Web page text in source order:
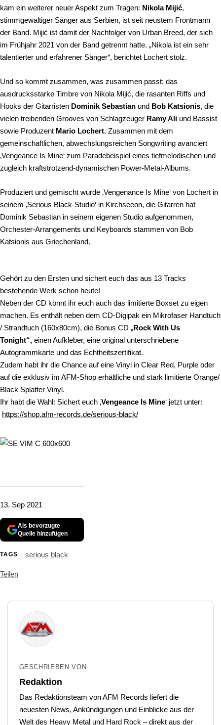
13. Sep 2021
Als bevorzugte
Quelle hinzufügen
TAGS serious black
Teilen
kam ein weiterer neuer Aspekt zum Tragen: Nikola Mijić,
stimmgewaltiger Sänger aus Serbien, ist seit neustem Frontmann
der Band. Mijić ist damit der Nachfolger von Urban Breed, der sich
im Frühjahr 2021 von der Band getrennt hatte. „Nikola ist ein sehr
talentierter und erfahrener Sänger“, berichtet Lochert stolz.
Und so kommt zusammen, was zusammen passt: das
ausdrucksstarke Timbre von Nikola Mijić, die rasanten Riffs und
Hooks der Gitarristen Dominik Sebastian und Bob Katsionis, die
vielen treibenden Grooves von Schlagzeuger Ramy Ali und Bassist
sowie Produzent Mario Lochert. Zusammen mit dem
gemeinschaftlichen, abwechslungsreichen Songwriting avanciert
‚Vengeance Is Mine‘ zum Paradebeispiel eines tiefmelodischen und
zugleich kraftstrotzend-dynamischen Power-Metal-Albums.
Produziert und gemischt wurde ‚Vengenance Is Mine‘ von Lochert in
seinem ‚Serious Black-Studio‘ in Kirchseeon, die Gitarren hat
Dominik Sebastian in seinem eigenen Studio aufgenommen,
Orchester-Arrangements und Keyboards stammen von Bob
Katsionis aus Griechenland.
Gehört zu den Ersten und sichert euch das aus 13 Tracks
bestehende Werk schon heute!
Neben der CD könnt ihr euch auch das limitierte Boxset zu eigen
machen. Es enthält neben dem CD-Digipak ein Mikrofaser Handtuch
/ Strandtuch (160x80cm), die Bonus CD „Rock With Us
Tonight“, einen Aufkleber, eine original unterschriebene
Autogrammkarte und das Echtheitszertifikat.
Zudem habt ihr die Chance auf eine Vinyl in Clear Red, Purple oder
auf die exklusiv im AFM-Shop erhältliche und stark limitierte Orange/
Black Splatter Vinyl.
Ihr habt die Wahl: Sichert euch ‚Vengeance Is Mine‘ jetzt unter:
https://shop.afm-records.de/serious-black/
GESCHRIEBEN VON
Redaktion
Das Redaktionsteam von AFM Records liefert die
neuesten News, Ankündigungen und Einblicke aus der
Welt des Heavy Metal und Hard Rock – direkt aus der